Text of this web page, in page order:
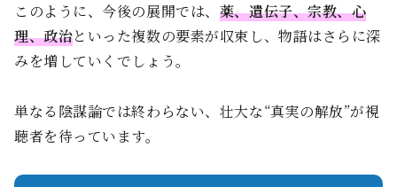
このように、今後の展開では、 薬、遺伝子、宗教、心
理、政治といった複数の要素が収束し、物語はさらに深
みを増していくでしょう。
単なる陰謀論では終わらない、壮大な“真実の解放”が視
聴者を待っています。